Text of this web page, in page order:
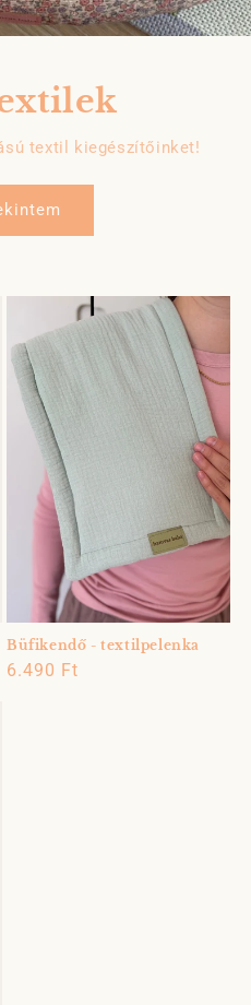
textil kiegészítőinket!
Büfikendő - textilpelenka
Normál
6.490 Ft